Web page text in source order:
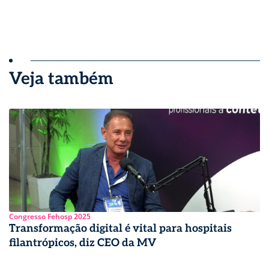
Veja também
Congresso Fehosp 2025
Transformação digital é vital para hospitais
filantrópicos, diz CEO da MV